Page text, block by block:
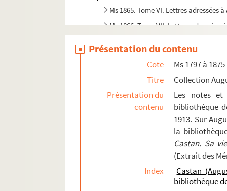
Ms 1865. Tome VI. Lettres adressées
Ms 1866. Tome VII. Lettres adressées
Ms 1871. Tome XII. Lettres
Ms 1872. Tome XIII. Lettres
Ms 1873. Correspondance d'Auguste
Ms 1874. Lettres de Léopold Delisle à
Ms 1875. Notices diverses, par Francis
Présentation du contenu
Cote
Ms 1797 à 1875
Titre
Collection
Présentation du
contenu
Les notes
bibliothèque
1913. Sur
la
Castan. Sa
(Extrait des
Index
Castan
bibliothèque